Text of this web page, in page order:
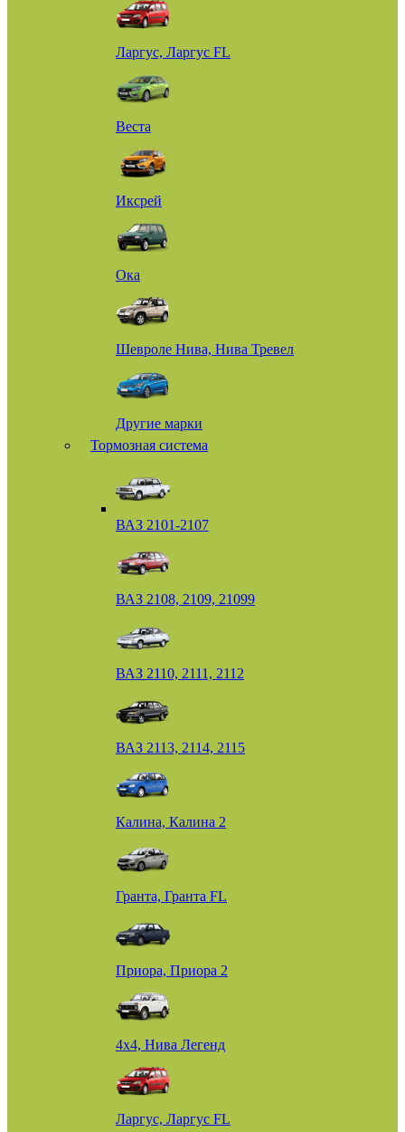
Ларгус, Ларгус FL
Веста
Иксрей
Ока
Шевроле Нива, Нива Тревел
Другие марки
Тормозная система
ВАЗ 2101-2107
ВАЗ 2108, 2109, 21099
ВАЗ 2110, 2111, 2112
ВАЗ 2113, 2114, 2115
Калина, Калина 2
Гранта, Гранта FL
Приора, Приора 2
4х4, Нива Легенд
Ларгус, Ларгус FL